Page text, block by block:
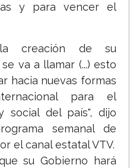
y para vencer el
la creación de su
va a llamar (...) esto
hacia nuevas formas
para el
social del país", dijo
semanal de
el canal estatal VTV.
su Gobierno hará